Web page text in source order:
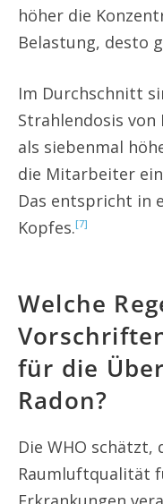
höher die
Belastung, desto
Im Durchschnitt
Strahlendosis von
als siebenmal
die Mitarbeiter
Das entspricht in
Kopfes.[7]
Welche
für die
Radon?
Die WHO schätzt,
Raumluftqualität